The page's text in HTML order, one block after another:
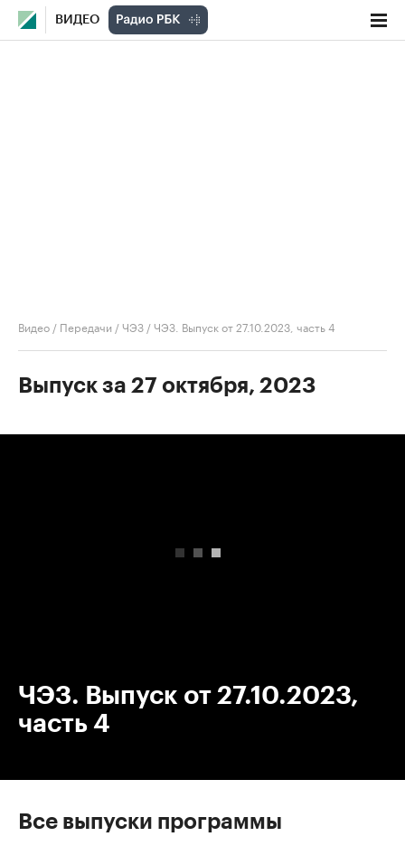
ВИДЕО
Видео / Передачи /ЧЭЗ /ЧЭЗ. Выпуск от 27.10.2023, часть 4
Выпуск за 27 октября, 2023
ЧЭЗ. Выпуск от 27.10.2023,
часть 4
Все выпуски программы